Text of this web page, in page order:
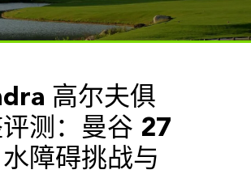
高尔夫俱
测：曼谷 27
障碍挑战与